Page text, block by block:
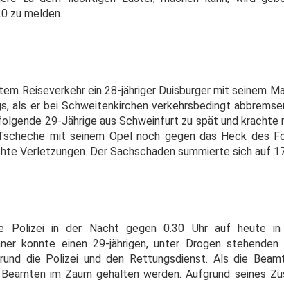
zu melden.
Reiseverkehr ein 28-jähriger Duisburger mit seinem
als er bei Schweitenkirchen verkehrsbedingt
29-Jährige aus Schweinfurt zu spät und krachte
mit seinem Opel noch gegen das Heck des
Verletzungen. Der Sachschaden summierte sich auf
Polizei in der Nacht gegen 0.30 Uhr auf heute
konnte einen 29-jährigen, unter Drogen
die Polizei und den Rettungsdienst. Als die
im Zaum gehalten werden. Aufgrund seines